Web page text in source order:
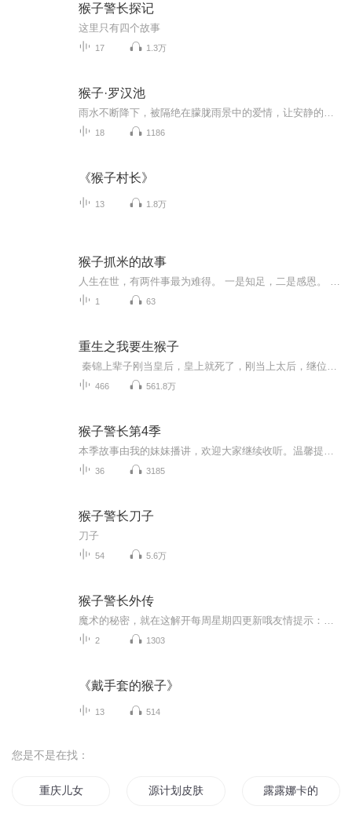
猴子警长探记
这里只有四个故事
17 1.3万
猴子·罗汉池
18 1186
《猴子村长》
13 1.8万
猴子抓米的故事
1 63
重生之我要生猴子
466 561.8万
猴子警长第4季
36 3185
猴子警长刀子
刀子
54 5.6万
猴子警长外传
2 1303
《戴手套的猴子》
13 514
您是不是在找：
重庆儿女 源计划皮肤系统 露露娜卡的工作室